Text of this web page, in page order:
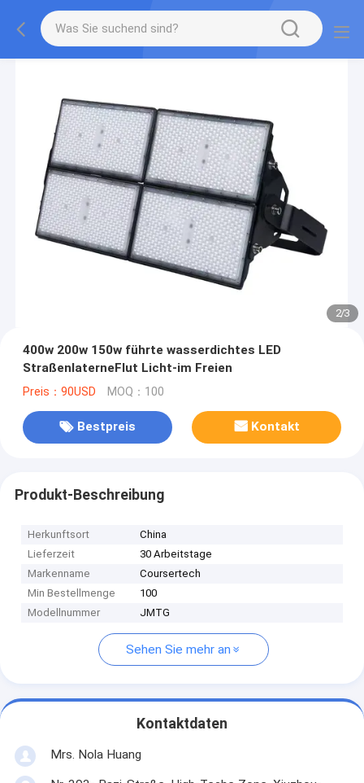
2/3
400w 200w 150w führte wasserdichtes LED
StraßenlaterneFlut Licht-im Freien
Preis：90USD MOQ：100
Bestpreis Kontakt
Produkt-Beschreibung
Herkunftsort
China
Lieferzeit
30 Arbeitstage
Markenname
Coursertech
Min Bestellmenge
100
Modellnummer
JMTG
Sehen Sie mehr an
Kontaktdaten
Mrs. Nola Huang